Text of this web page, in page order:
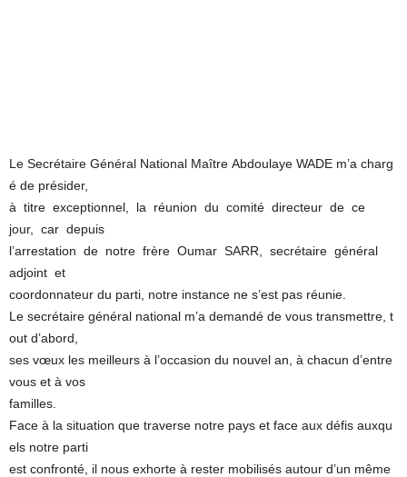
Le Secrétaire Général National Maître Abdoulaye WADE m’a charg
é de présider,
à titre exceptionnel, la réunion du comité directeur de ce
jour, car depuis
l’arrestation de notre frère Oumar SARR, secrétaire général
adjoint et
coordonnateur du parti, notre instance ne s’est pas réunie.
Le secrétaire général national m’a demandé de vous transmettre, t
out d’abord,
ses vœux les meilleurs à l’occasion du nouvel an, à chacun d’entre
vous et à vos
familles.
Face à la situation que traverse notre pays et face aux défis auxqu
els notre parti
est confronté, il nous exhorte à rester mobilisés autour d’un même